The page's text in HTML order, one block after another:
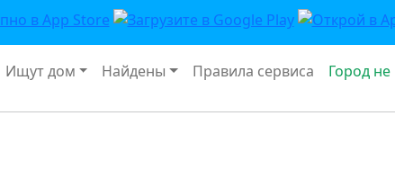
Ищут дом Найдены Правила сервиса Город